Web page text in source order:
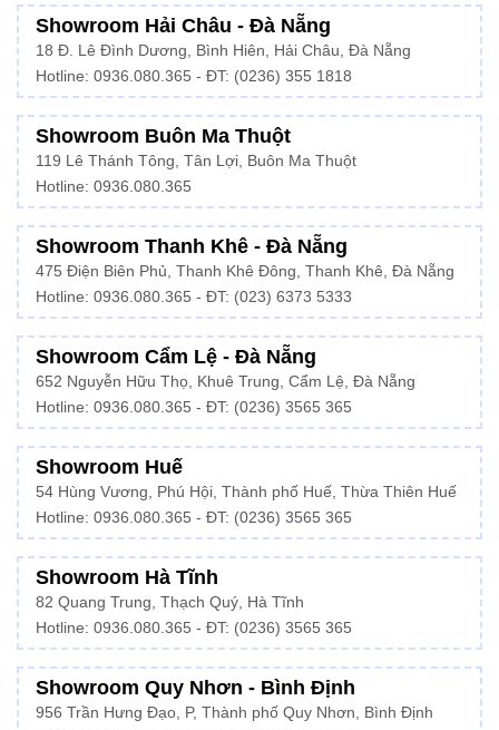
Showroom Hải Châu - Đà Nẵng
18 Đ. Lê Đình Dương, Bình Hiên, Hải Châu, Đà Nẵng
Hotline: 0936.080.365 - ĐT: (0236) 355 1818
Showroom Buôn Ma Thuột
119 Lê Thánh Tông, Tân Lợi, Buôn Ma Thuột
Hotline: 0936.080.365
Showroom Thanh Khê - Đà Nẵng
475 Điện Biên Phủ, Thanh Khê Đông, Thanh Khê, Đà Nẵng
Hotline: 0936.080.365 - ĐT: (023) 6373 5333
Showroom Cẩm Lệ - Đà Nẵng
652 Nguyễn Hữu Thọ, Khuê Trung, Cẩm Lệ, Đà Nẵng
Hotline: 0936.080.365 - ĐT: (0236) 3565 365
Showroom Huế
54 Hùng Vương, Phú Hội, Thành phố Huế, Thừa Thiên Huế
Hotline: 0936.080.365 - ĐT: (0236) 3565 365
Showroom Hà Tĩnh
82 Quang Trung, Thạch Quý, Hà Tĩnh
Hotline: 0936.080.365 - ĐT: (0236) 3565 365
Showroom Quy Nhơn - Bình Định
956 Trần Hưng Đạo, P, Thành phố Quy Nhơn, Bình Định